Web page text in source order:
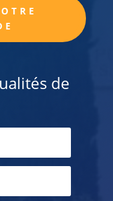
de